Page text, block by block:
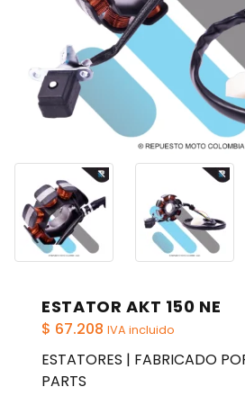
ESTATOR AKT 150 NE
$ 67.208 IVA incluido
ESTATORES | FABRICADO
PARTS